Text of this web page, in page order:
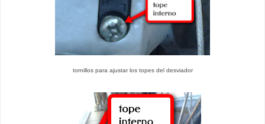
tornillos para ajustar los topes del desviador